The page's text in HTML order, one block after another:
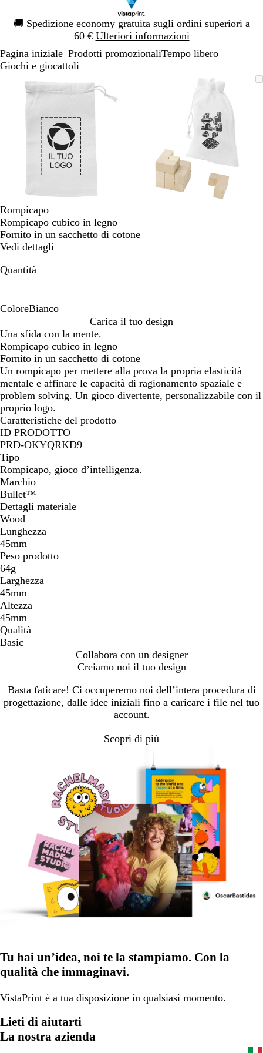
🚚 Spedizione economy gratuita sugli ordini superiori a
60 € Ulteriori informazioni
Diapositiva
1
Pagina iniziale Prodotti promozionaliTempo libero
Giochi e giocattoli
può
ingrandita
aper
+
e
+
per
ingrandire
o
frecce
per
L’immagine
ingrandita
Ingrandito
minimo
Clicca
allargare
Usa
comandi
e
+
per
ingrandire
ridurre
Rompicapo
Rompicapo cubico in legno
Fornito in un sacchetto di cotone
Vedi dettagli
Quantità
ColoreBianco
i
a
n
c
o
Carica il tuo design
Una sfida con la mente.
Rompicapo cubico in legno
Fornito in un sacchetto di cotone
Un rompicapo per mettere alla prova la propria elasticità
mentale e affinare le capacità di ragionamento spaziale e
problem solving. Un gioco divertente, personalizzabile con il
proprio logo.
Caratteristiche del prodotto
ID PRODOTTO
PRD-OKYQRKD9
Tipo
Rompicapo, gioco d’intelligenza.
Marchio
Bullet™
Dettagli materiale
Wood
Lunghezza
45mm
Peso prodotto
64g
Larghezza
45mm
Altezza
45mm
Qualità
Basic
Collabora con un designer
Creiamo noi il tuo design
Basta faticare! Ci occuperemo noi dell’intera procedura di
progettazione, dalle idee iniziali fino a caricare i file nel tuo
account.
Scopri di più
Tu hai un’idea, noi te la stampiamo. Con la
qualità che immaginavi.
VistaPrint è a tua disposizione in qualsiasi momento.
Lieti di aiutarti
La nostra azienda